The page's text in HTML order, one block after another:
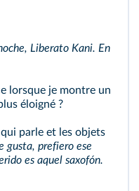
Liberato Kani. En
lorsque je montre un
éloigné ?
parle et les objets
gusta, prefiero ese
es aquel saxofón.